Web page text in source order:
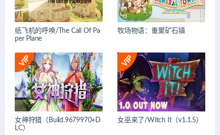
纸飞机的呼唤/The Call Of Pa
per Plane
牧场物语：重聚矿石镇
女神狩猎（Build.9679970+D
LC）
女巫来了/Witch It（v1.1.5）